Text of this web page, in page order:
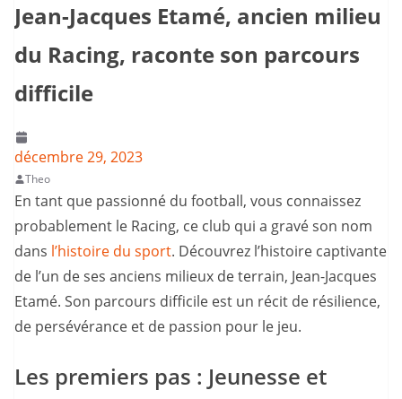
Jean-Jacques Etamé, ancien milieu
du Racing, raconte son parcours
difficile
décembre 29, 2023
Theo
En tant que passionné du football, vous connaissez
probablement le Racing, ce club qui a gravé son nom
dans l’histoire du sport. Découvrez l’histoire captivante
de l’un de ses anciens milieux de terrain, Jean-Jacques
Etamé. Son parcours difficile est un récit de résilience,
de persévérance et de passion pour le jeu.
Les premiers pas : Jeunesse et